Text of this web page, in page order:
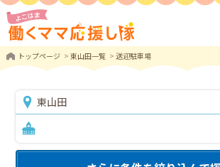
トップページ 東山田一覧 送迎駐車場
東山田